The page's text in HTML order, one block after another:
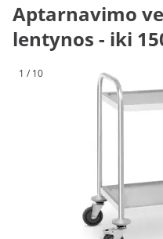
Aptarnavimo
lentynos - iki
1 / 10